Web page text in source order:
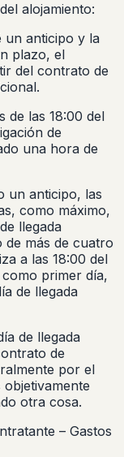
alojamiento:
un anticipo y la
plazo, el
del contrato de
de las 18:00 del
de
una hora de
un anticipo, las
como máximo,
llegada
de más de cuatro
a las 18:00 del
primer día,
de llegada
de llegada
de
por el
otra cosa.
– Gastos